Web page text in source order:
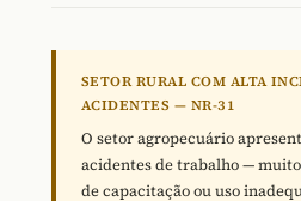
SETOR RURAL COM ALTA
ACIDENTES — NR-31
O setor agropecuário
acidentes de trabalho —
de capacitação ou uso